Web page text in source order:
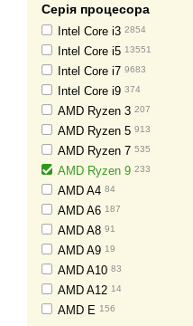
1440x900
1536x864 0
1536x1024 0
1600x1050
1600x1200 0
1600x900 0
1680x1050 0
1680x945 0
2048x1536 0
2160x1350
2160x1440
2240x1400
2256x1504
2304x1440
2400x1600
2496x1664
Серія процесора
Intel Core i3 2854
Intel Core i5 13551
Intel Core i7 9683
Intel Core i9 374
AMD Ryzen 3 207
AMD Ryzen 5 913
AMD Ryzen 7 535
AMD Ryzen 9 233
AMD A4 84
AMD A6 187
AMD A8 91
AMD A9 19
AMD A10 83
AMD A12 14
AMD E 156